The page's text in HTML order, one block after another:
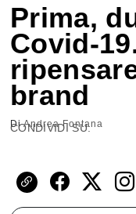
Prima,
Covid-
brand
DiAndrea Fontana
CONDIVIDI SU: